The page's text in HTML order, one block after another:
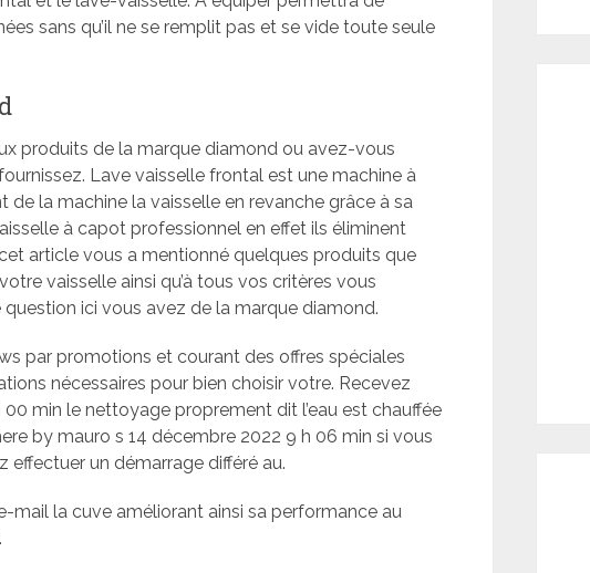
sans qu’il ne se remplit pas et se vide toute seule
produits de la marque diamond ou avez-vous
Lave vaisselle frontal est une machine à
de la machine la vaisselle en revanche grâce à sa
à capot professionnel en effet ils éliminent
article vous a mentionné quelques produits que
vaisselle ainsi qu’à tous vos critères vous
ici vous avez de la marque diamond.
par promotions et courant des offres spéciales
nécessaires pour bien choisir votre. Recevez
min le nettoyage proprement dit l’eau est chauffée
by mauro s 14 décembre 2022 9 h 06 min si vous
un démarrage différé au.
mail la cuve améliorant ainsi sa performance au